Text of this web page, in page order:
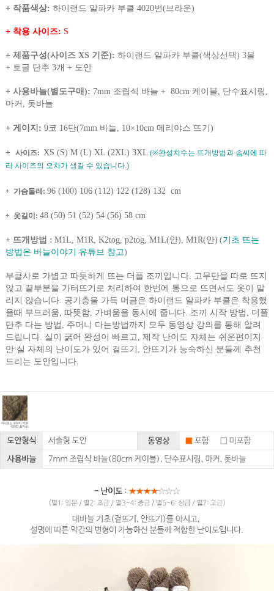
+ 작품색상: 하이랜드 알파카 부클 4020번(브라운)
+ 착용 사이즈: S
+ 제품구성(사이즈 XS 기준): 하이랜드 알파카 부클(색상선택) 3볼
+ 토글 단추 3개 + 도안
+ 사용바늘(별도구매): 7mm 조립식 바늘 + 80cm 케이블, 단수표시링,
마커, 돗바늘
+ 게이지: 9코 16단(7mm 바늘, 10×10cm 메리야스 뜨기)
+ 사이즈: XS (S) M (L) XL (2XL) 3XL (※완성치수는 뜨개방법과 솜씨에 따
라 사이즈의 오차가 생길 수 있습니다.)
+ 가슴둘레: 96 (100) 106 (112) 122 (128) 132 cm
+ 옷길이: 48 (50) 51 (52) 54 (56) 58 cm
+ 뜨개방법 : M1L, M1R, K2tog, p2tog, M1L(안), M1R(안) (기초 뜨는
방법은 바늘이야기 유튜브 참고)
부클사로 가볍고 따듯하게 뜨는 더플 조끼입니다. 고무단을 따로 뜨지
않고 끝부분을 가터뜨기로 처리하여 한번에 통으로 뜨면서도 옷이 말
리지 않습니다. 공기층을 가득 머금은 하이랜드 알파카 부클은 착용했
을때 부드러움, 따뜻함, 가벼움을 동시에 줍니다. 조끼 시작 방법, 더플
단추 다는 방법, 주머니 다는방법까지 모두 동영상 강의를 통해 알려
드립니다. 실이 굵어 완성이 빠르고, 제작 난이도 자체는 쉬운편이지
만 실 자체의 난이도가 있어 겉뜨기, 안뜨기가 능숙하신 분들께 추천
드리는 도안입니다.